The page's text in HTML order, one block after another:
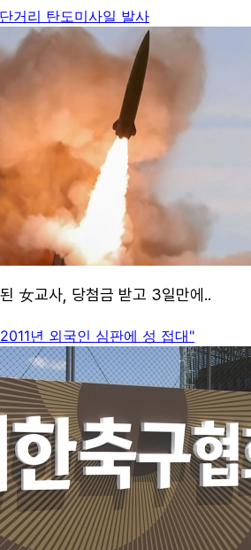
거리 탄도미사일 발사
년 외국인 심판에 성 접대"